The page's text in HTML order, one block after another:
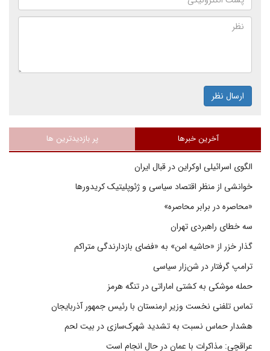
ارسال نظر
آخرین خبرها پر بازدیدترین ها
الگوی اسرائیلی اوکراین در قبال ایران
خوانشی از منظر اقتصاد سیاسی و ژئوپلیتیک کریدورها
«محاصره در برابر محاصره»
سه خطای راهبردی تهران
گذار خزر از «حاشیه امن» به «فضای بازدارندگی متراکم
ترامپ گرفتار در شن‌زار سیاسی
حمله موشکی به کشتی اماراتی در تنگه هرمز
تماس تلفنی نخست وزیر ارمنستان با رئیس جمهور آذربایجان
هشدار حماس نسبت به تشدید شهرک‌سازی در بیت‌ لحم
عراقچی: مذاکرات با عمان در حال انجام است